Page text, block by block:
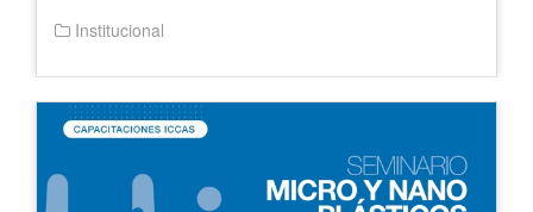
Institucional